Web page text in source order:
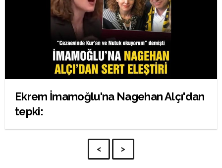
Ekrem İmamoğlu'na Nagehan Alçı'dan
tepki:
< >